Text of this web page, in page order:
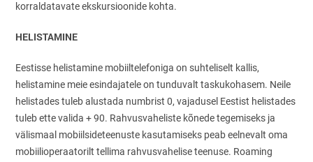
korraldatavate ekskursioonide kohta.
HELISTAMINE
Eestisse helistamine mobiiltelefoniga on suhteliselt kallis,
helistamine meie esindajatele on tunduvalt taskukohasem. Neile
helistades tuleb alustada numbrist 0, vajadusel Eestist helistades
tuleb ette valida + 90. Rahvusvaheliste kõnede tegemiseks ja
välismaal mobiilsideteenuste kasutamiseks peab eelnevalt oma
mobiilioperaatorilt tellima rahvusvahelise teenuse. Roaming